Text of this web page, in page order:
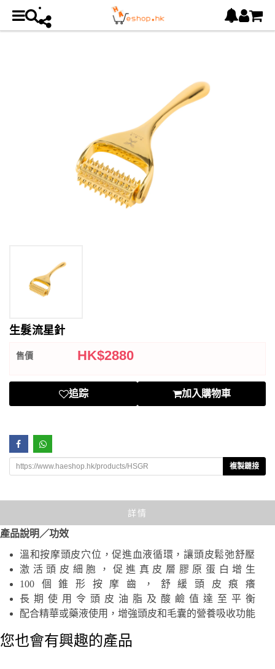
生髮流星針
售價 HK$2880
追踪 加入購物車
複製鏈接
詳情
產品說明／功效
溫和按摩頭皮穴位，促進血液循環，讓頭皮鬆弛舒壓
激活頭皮細胞，促進真皮層膠原蛋白增生
100個錐形按摩齒，舒緩頭皮痕癢
長期使用令頭皮油脂及酸鹼值達至平衡
配合精華或藥液使用，增強頭皮和毛囊的營養吸收功能
您也會有興趣的產品